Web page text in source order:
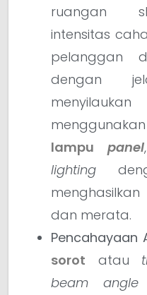
ruangan
intensitas
pelanggan
dengan
lampupanel
lighting
dan merata.
Pencahayaan
sorot atau
beam angle